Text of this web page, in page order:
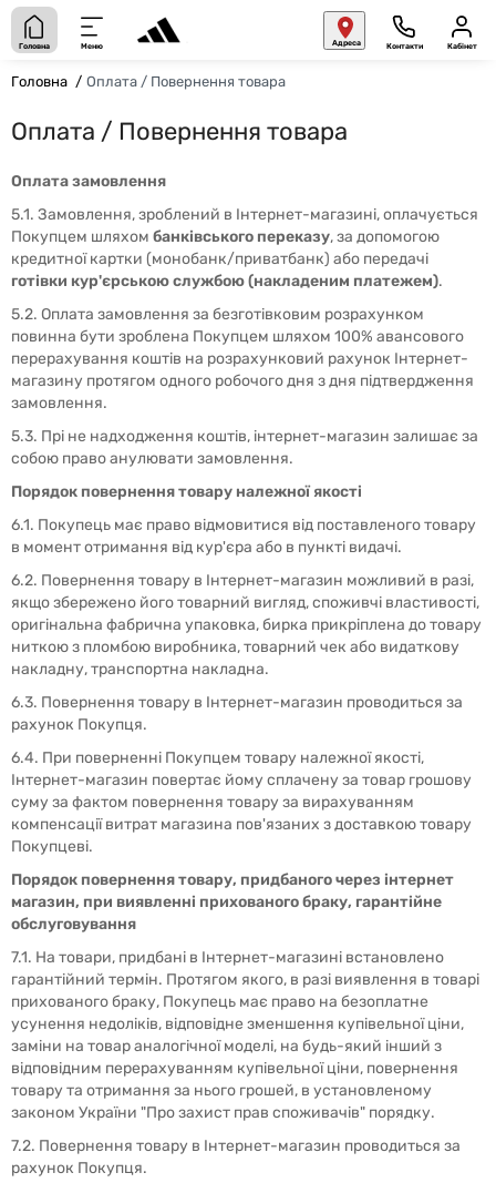
Головна Меню Адреса Контакти Кабінет
Головна Оплата / Повернення товара
Оплата / Повернення товара
Оплата замовлення
5.1. Замовлення, зроблений в Інтернет-магазині, оплачується
Покупцем шляхом банківського переказу, за допомогою
кредитної картки (монобанк/приватбанк) або передачі
готівки кур'єрською службою (накладеним платежем).
5.2. Оплата замовлення за безготівковим розрахунком
повинна бути зроблена Покупцем шляхом 100% авансового
перерахування коштів на розрахунковий рахунок Інтернет-
магазину протягом одного робочого дня з дня підтвердження
замовлення.
5.3. Прі не надходження коштів, інтернет-магазин залишає за
собою право анулювати замовлення.
Порядок повернення товару належної якості
6.1. Покупець має право відмовитися від поставленого товару
в момент отримання від кур'єра або в пункті видачі.
6.2. Повернення товару в Інтернет-магазин можливий в разі,
якщо збережено його товарний вигляд, споживчі властивості,
оригінальна фабрична упаковка, бирка прикріплена до товару
ниткою з пломбою виробника, товарний чек або видаткову
накладну, транспортна накладна.
6.3. Повернення товару в Інтернет-магазин проводиться за
рахунок Покупця.
6.4. При поверненні Покупцем товару належної якості,
Інтернет-магазин повертає йому сплачену за товар грошову
суму за фактом повернення товару за вирахуванням
компенсації витрат магазина пов'язаних з доставкою товару
Покупцеві.
Порядок повернення товару, придбаного через інтернет
магазин, при виявленні прихованого браку, гарантійне
обслуговування
7.1. На товари, придбані в Інтернет-магазині встановлено
гарантійний термін. Протягом якого, в разі виявлення в товарі
прихованого браку, Покупець має право на безоплатне
усунення недоліків, відповідне зменшення купівельної ціни,
заміни на товар аналогічної моделі, на будь-який інший з
відповідним перерахуванням купівельної ціни, повернення
товару та отримання за нього грошей, в установленому
законом України "Про захист прав споживачів" порядку.
7.2. Повернення товару в Інтернет-магазин проводиться за
рахунок Покупця.